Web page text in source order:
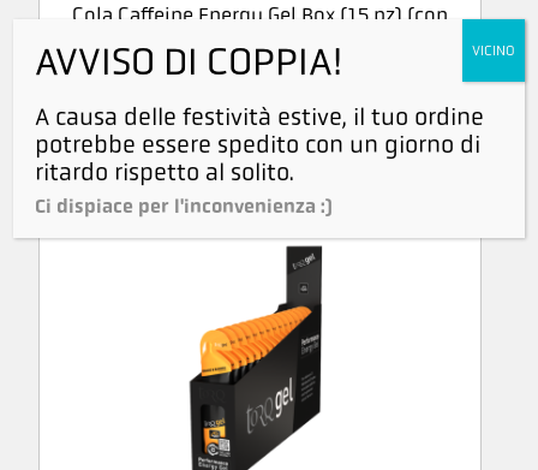
Cola Caffeine Energy Gel Box (15 pz) (con
€43,95IVA inclusa
€40,32Iva esclusa
AVVISO DI COPPIA!
A causa delle festività estive, il tuo ordine
potrebbe essere spedito con un giorno di
ritardo rispetto al solito.
Ci dispiace per l'inconvenienza :)
VICINO